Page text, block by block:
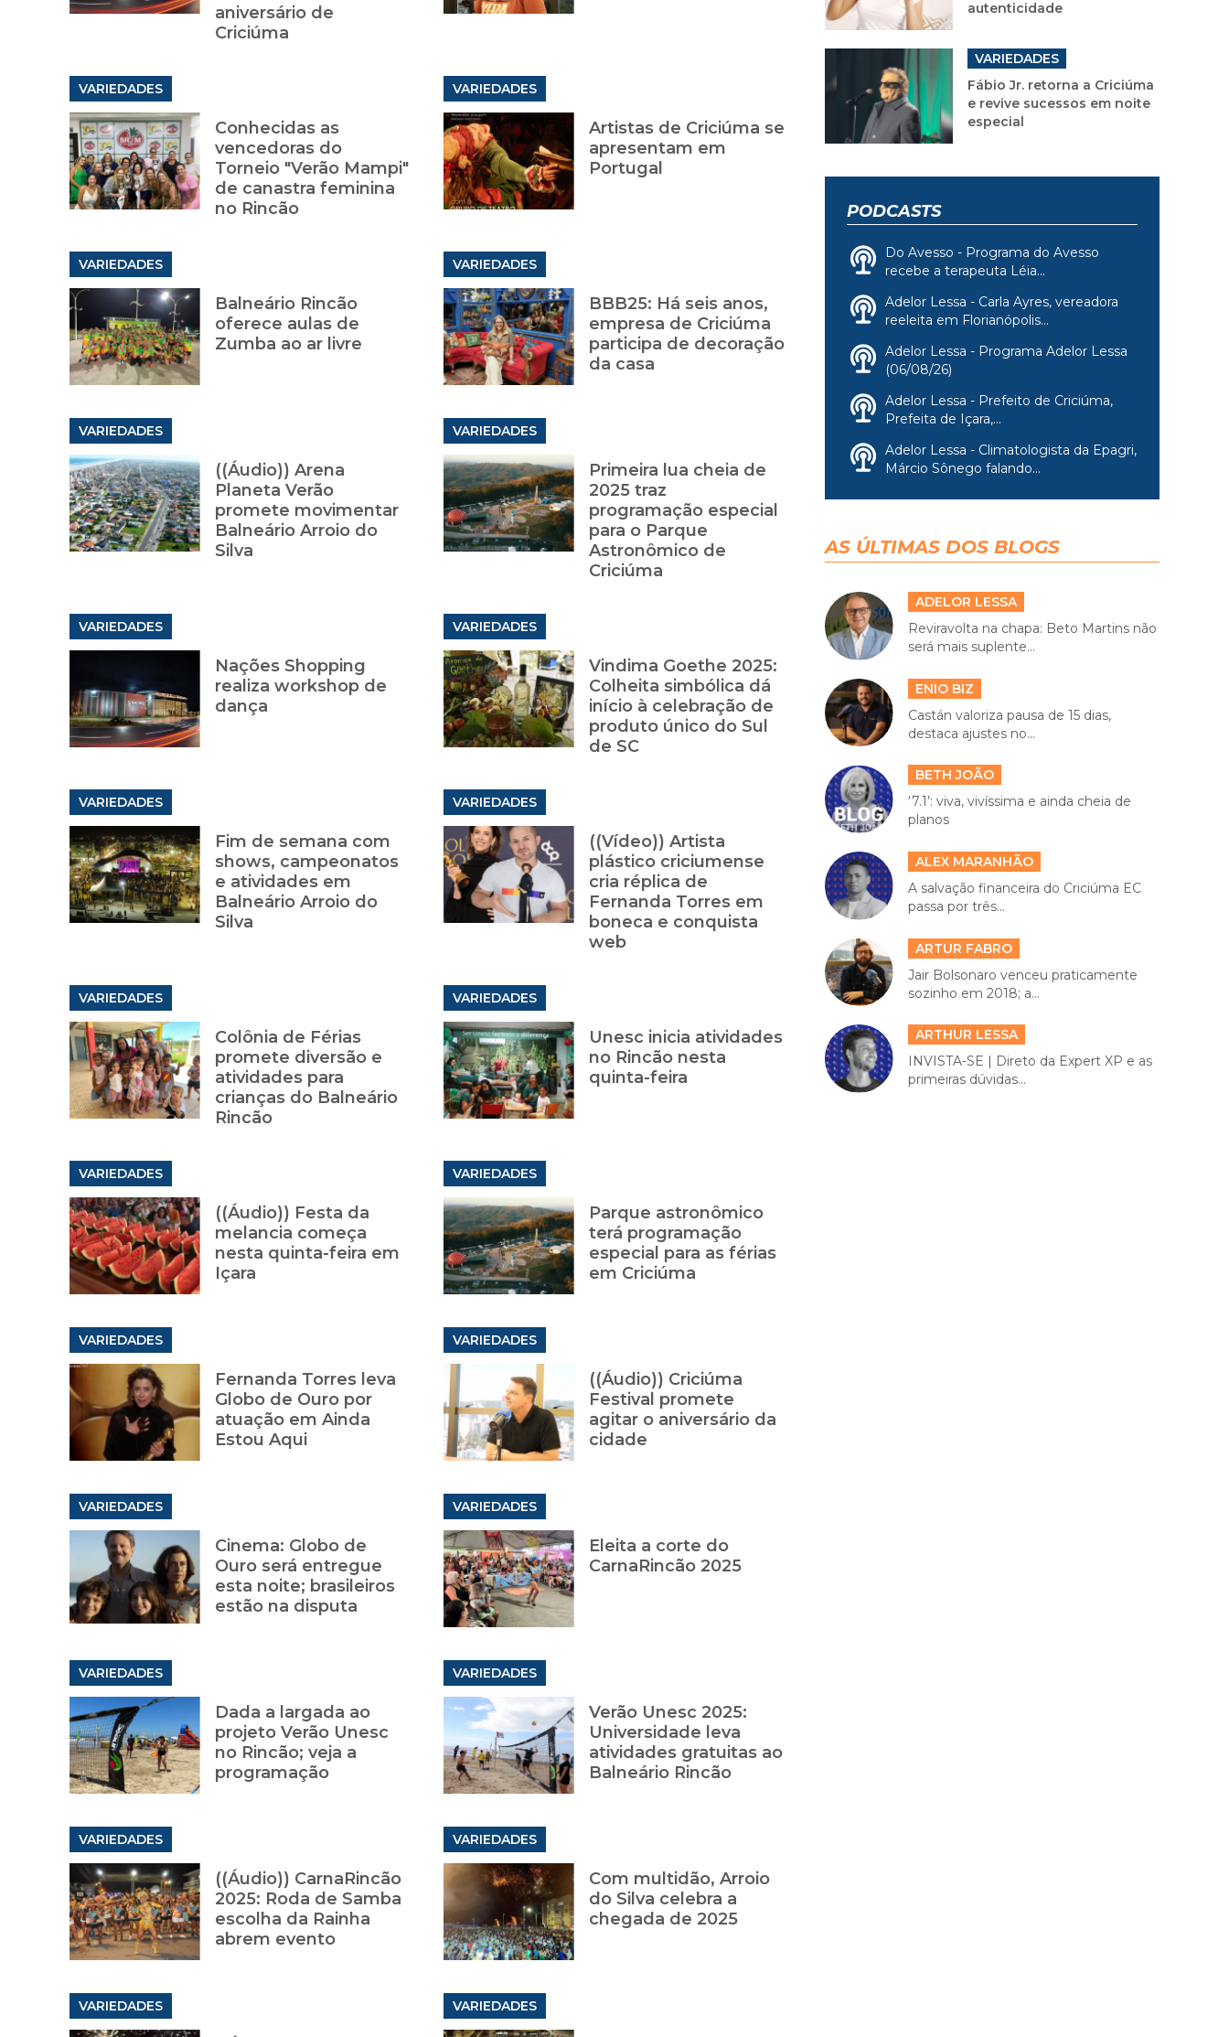
aniversário de
Criciúma
VARIEDADES
Conhecidas as
vencedoras do
Torneio "Verão Mampi"
de canastra feminina
no Rincão
VARIEDADES
Artistas de Criciúma se
apresentam em
Portugal
VARIEDADES
Balneário Rincão
oferece aulas de
Zumba ao ar livre
VARIEDADES
BBB25: Há seis anos,
empresa de Criciúma
participa de decoração
da casa
VARIEDADES
((Áudio)) Arena
Planeta Verão
promete movimentar
Balneário Arroio do
Silva
VARIEDADES
Primeira lua cheia de
2025 traz
programação especial
para o Parque
Astronômico de
Criciúma
VARIEDADES
Nações Shopping
realiza workshop de
dança
VARIEDADES
Vindima Goethe 2025:
Colheita simbólica dá
início à celebração de
produto único do Sul
de SC
VARIEDADES
Fim de semana com
shows, campeonatos
e atividades em
Balneário Arroio do
Silva
VARIEDADES
((Vídeo)) Artista
plástico criciumense
cria réplica de
Fernanda Torres em
boneca e conquista
web
VARIEDADES
Colônia de Férias
promete diversão e
atividades para
crianças do Balneário
Rincão
VARIEDADES
Unesc inicia atividades
no Rincão nesta
quinta-feira
VARIEDADES
((Áudio)) Festa da
melancia começa
nesta quinta-feira em
Içara
VARIEDADES
Parque astronômico
terá programação
especial para as férias
em Criciúma
VARIEDADES
Fernanda Torres leva
Globo de Ouro por
atuação em Ainda
Estou Aqui
VARIEDADES
((Áudio)) Criciúma
Festival promete
agitar o aniversário da
cidade
VARIEDADES
Cinema: Globo de
Ouro será entregue
esta noite; brasileiros
estão na disputa
VARIEDADES
Eleita a corte do
CarnaRincão 2025
VARIEDADES
Dada a largada ao
projeto Verão Unesc
no Rincão; veja a
programação
VARIEDADES
Verão Unesc 2025:
Universidade leva
atividades gratuitas ao
Balneário Rincão
VARIEDADES
((Áudio)) CarnaRincão
2025: Roda de Samba
escolha da Rainha
abrem evento
VARIEDADES
Com multidão, Arroio
do Silva celebra a
chegada de 2025
VARIEDADES VARIEDADES
autenticidade
VARIEDADES
Fábio Jr. retorna a Criciúma
e revive sucessos em noite
especial
PODCASTS
Do Avesso - Programa do Avesso
recebe a terapeuta Léia...
Adelor Lessa - Carla Ayres, vereadora
reeleita em Florianópolis...
Adelor Lessa - Programa Adelor Lessa
(06/08/26)
Adelor Lessa - Prefeito de Criciúma,
Prefeita de Içara,...
Adelor Lessa - Climatologista da Epagri,
Márcio Sônego falando...
AS ÚLTIMAS DOS BLOGS
ADELOR LESSA
Reviravolta na chapa: Beto Martins não
será mais suplente...
ENIO BIZ
Castán valoriza pausa de 15 dias,
destaca ajustes no...
BETH JOÃO
‘7.1’: viva, vivíssima e ainda cheia de
planos
ALEX MARANHÃO
A salvação financeira do Criciúma EC
passa por três...
ARTUR FABRO
Jair Bolsonaro venceu praticamente
sozinho em 2018; a...
ARTHUR LESSA
INVISTA-SE | Direto da Expert XP e as
primeiras dúvidas...